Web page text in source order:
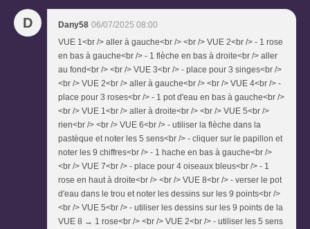
D Dany58 06/07/2025 08:00
VUE 1<br /> aller à gauche<br /> <br /> VUE 2<br /> - 1 rose
en bas à gauche<br /> - 1 flèche en bas à droite<br /> aller
au fond<br /> <br /> VUE 3<br /> - place pour 3 singes<br />
<br /> VUE 2<br /> aller à gauche<br /> <br /> VUE 4<br /> -
place pour 3 roses<br /> - 1 pot d'eau en bas à gauche<br />
<br /> VUE 1<br /> aller à droite<br /> <br /> VUE 5<br />
rien<br /> <br /> VUE 6<br /> - utiliser la flèche dans la
pastèque et noter les 5 sens<br /> - cliquer sur le papillon et
noter les 9 chiffres<br /> - 1 hache en bas à gauche<br />
<br /> VUE 7<br /> - place pour 4 oiseaux bleus<br /> - 1
rose en haut à droite<br /> <br /> VUE 8<br /> - verser le pot
d'eau dans le trou et noter les dessins sur les 9 points<br />
<br /> VUE 5<br /> - utiliser les dessins sur les 9 points de la
VUE 8 → 1 rose<br /> <br /> VUE 2<br /> - utiliser les 5 sens